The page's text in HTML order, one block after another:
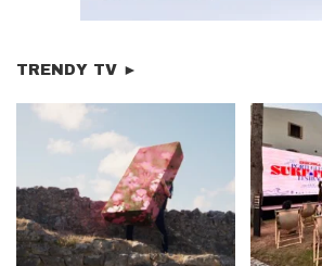
TRENDY TV ►